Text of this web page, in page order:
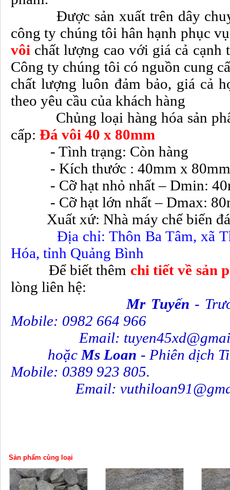
Được sản xuất trên dây
công ty chúng tôi hân hạnh phục
vôi chất lượng cao với giá cả
Công ty chúng tôi có nguồn cung
chất lượng luôn đảm bảo, giá cả
theo yêu cầu của khách hàng
Chủng loại hàng hóa sản
cấp: Đá vôi 40 x 80mm
- Tình trạng: Còn hàng
- Kích thước : 40mm x 80mm
- Cỡ hạt nhỏ nhất – Dmin:
- Cỡ hạt lớn nhất – Dmax:
Xuất xứ: Nhà máy chế biến đá
Địa chỉ: Thôn Ba Tâm, xã
Hóa, tỉnh Quảng Bình
Để biết thêm chi tiết về sản
lòng liên hệ:
Mr Tuyến -
Mobile: 0982 664 966
Email:
hoặcMs Loan - Phiên dịch
Mobile: 0389 923 805.
Email:
Sản phẩm cùng loại